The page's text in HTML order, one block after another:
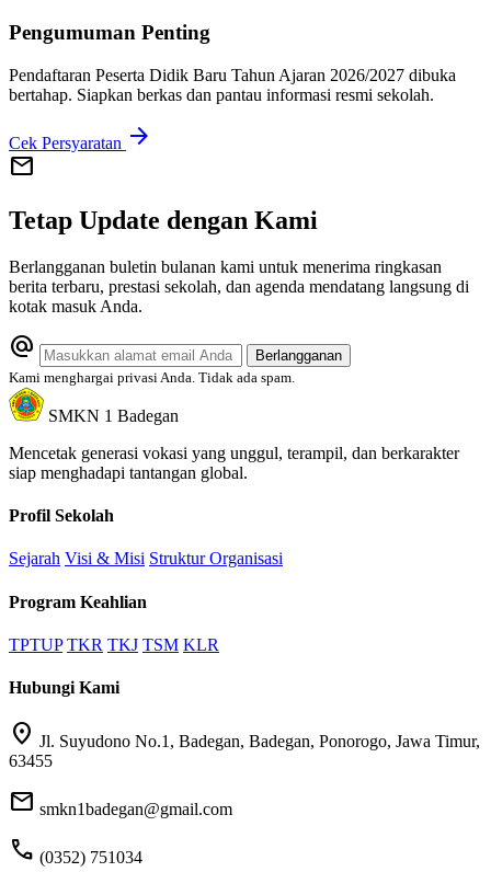
Pengumuman Penting
Pendaftaran Peserta Didik Baru Tahun Ajaran 2026/2027 dibuka
bertahap. Siapkan berkas dan pantau informasi resmi sekolah.
Cek Persyaratan arrow_forward
mail
Tetap Update dengan Kami
Berlangganan buletin bulanan kami untuk menerima ringkasan
berita terbaru, prestasi sekolah, dan agenda mendatang langsung di
kotak masuk Anda.
alternate_email
Berlangganan
Kami menghargai privasi Anda. Tidak ada spam.
SMKN 1 Badegan
Mencetak generasi vokasi yang unggul, terampil, dan berkarakter
siap menghadapi tantangan global.
Profil Sekolah
Sejarah Visi & Misi Struktur Organisasi
Program Keahlian
TPTUP TKR TKJ TSM KLR
Hubungi Kami
location_on Jl. Suyudono No.1, Badegan, Badegan, Ponorogo, Jawa Timur,
63455
mail smkn1badegan@gmail.com
call (0352) 751034